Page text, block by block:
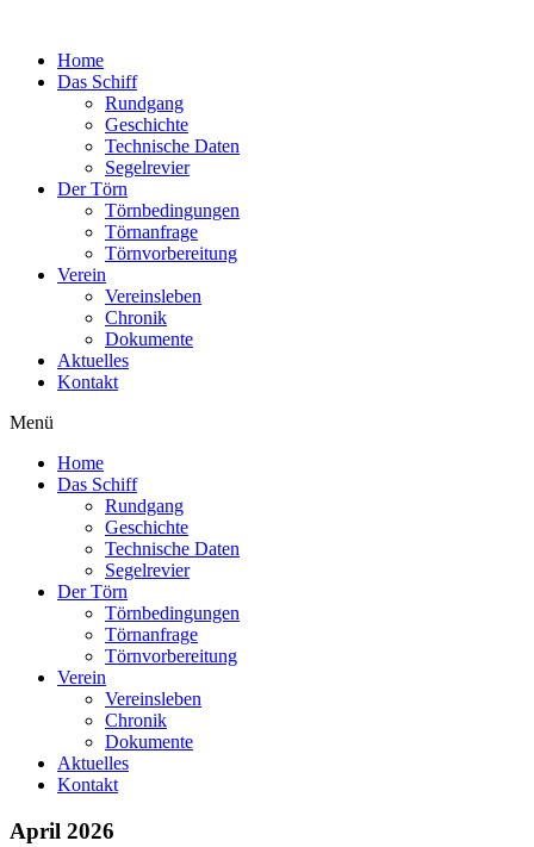
wechselnHome
Das Schiff
Rundgang
Geschichte
Technische Daten
Segelrevier
Der Törn
Törnbedingungen
Törnanfrage
Törnvorbereitung
Verein
Vereinsleben
Chronik
Dokumente
Aktuelles
Kontakt
Menü
Home
Das Schiff
Rundgang
Geschichte
Technische Daten
Segelrevier
Der Törn
Törnbedingungen
Törnanfrage
Törnvorbereitung
Verein
Vereinsleben
Chronik
Dokumente
Aktuelles
Kontakt
April 2026